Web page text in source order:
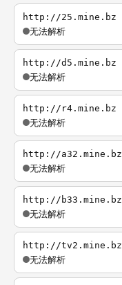
http://25.mine.bz
无法解析
http://d5.mine.bz
无法解析
http://r4.mine.bz
无法解析
http://a32.mine.bz
无法解析
http://b33.mine.bz
无法解析
http://tv2.mine.bz
无法解析